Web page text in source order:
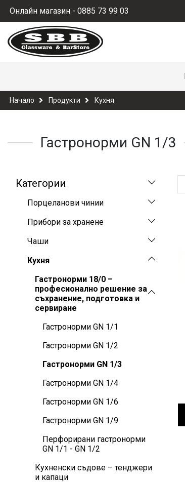
Онлайн магазин - 0885 73 99 03
Начало Продукти Кухня
Гастронорми GN 1/3
Категории
Порцеланови чинии
Прибори за хранене
Чаши
Кухня
Гастронорми 18/0 –
професионално решение за
съхранение, подготовка и
сервиране
Гастронорми GN 1/1
Гастронорми GN 1/2
Гастронорми GN 1/3
Гастронорми GN 1/4
Гастронорми GN 1/6
Гастронорми GN 1/9
Перфорирани гастронорми
GN 1/1 - GN 1/2
Кухненски съдове – тенджери
и капаци